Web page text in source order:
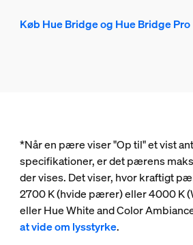
Køb Hue Bridge og Hue Bridge Pro
*Når en pære viser "Op til" et vist
specifikationer, er det pærens
der vises. Det viser, hvor kraftigt
2700 K (hvide pærer) eller 4000 K
eller Hue White and Color
at vide om lysstyrke.